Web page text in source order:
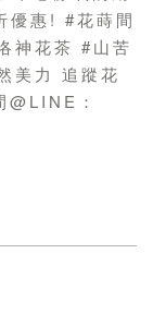
優惠! #花蒔間
神花茶 #山苦
美力 追蹤花
：